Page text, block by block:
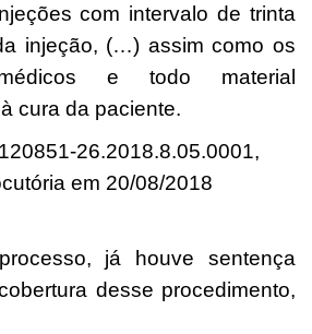
com intervalo de trinta
injeção, (…) assim como os
e todo material
cura da paciente.
26.2018.8.05.0001,
em 20/08/2018
já houve sentença
desse procedimento,